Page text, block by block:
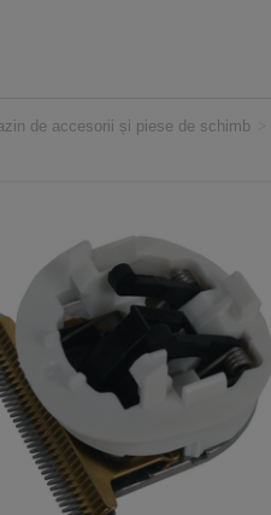
de accesorii și piese de schimb